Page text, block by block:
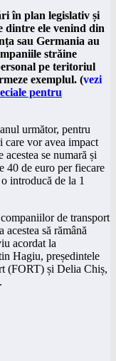
în plan legislativ și
dintre ele venind din
sau Germania au
străine
pe teritoriul
exemplul. (vezi
pentru
următor, pentru
care vor avea impact
se numară și
40 de euro per fiecare
introducă de la 1
de transport
să rămână
acordat la
Hagiu, președintele
(FORT) și Delia Chiș,